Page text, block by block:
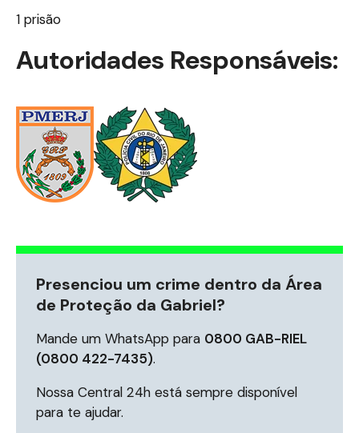
1 prisão
Autoridades Responsáveis:
Presenciou um crime dentro da Área
de Proteção da Gabriel?
Mande um WhatsApp para 0800 GAB-RIEL
(0800 422-7435).
Nossa Central 24h está sempre disponível
para te ajudar.